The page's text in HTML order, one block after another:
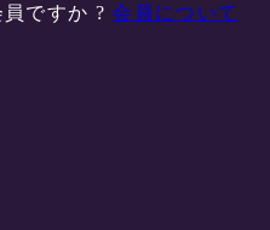
員ですか ?会員について